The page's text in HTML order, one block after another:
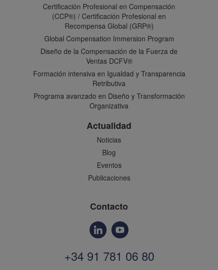
Certificación Profesional en Compensación
(CCP®) / Certificación Profesional en
Recompensa Global (GRP®)
Global Compensation Immersion Program
Diseño de la Compensación de la Fuerza de
Ventas DCFV®
Formación intensiva en Igualdad y Transparencia
Retributiva
Programa avanzado en Diseño y Transformación
Organizativa
Actualidad
Noticias
Blog
Eventos
Publicaciones
Contacto
+34 91 781 06 80